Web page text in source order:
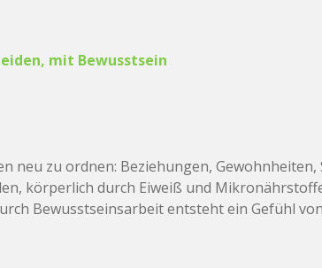
mit Bewusstsein
neu zu ordnen: Beziehungen,
körperlich durch Eiweiß und
Bewusstseinsarbeit entsteht ein Gefühl